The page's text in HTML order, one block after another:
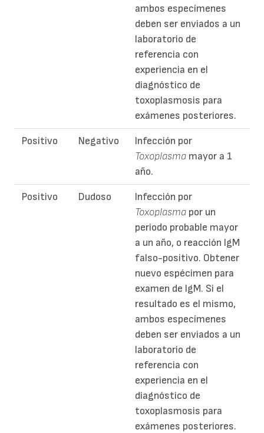
ambos especímenes
deben ser enviados a un
laboratorio de
referencia con
experiencia en el
diagnóstico de
toxoplasmosis para
exámenes posteriores.
Positivo Negativo
Infección por
Toxoplasma mayor a 1
año.
Positivo Dudoso
Infección por
Toxoplasma por un
periodo probable mayor
a un año, o reacción IgM
falso-positivo. Obtener
nuevo espécimen para
examen de IgM. Si el
resultado es el mismo,
ambos especímenes
deben ser enviados a un
laboratorio de
referencia con
experiencia en el
diagnóstico de
toxoplasmosis para
exámenes posteriores.